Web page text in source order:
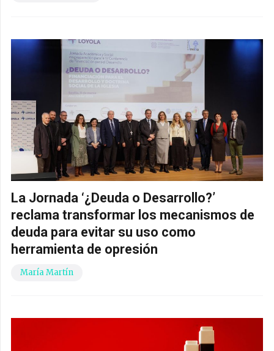
La Jornada ‘¿Deuda o Desarrollo?’
reclama transformar los mecanismos de
deuda para evitar su uso como
herramienta de opresión
María Martín